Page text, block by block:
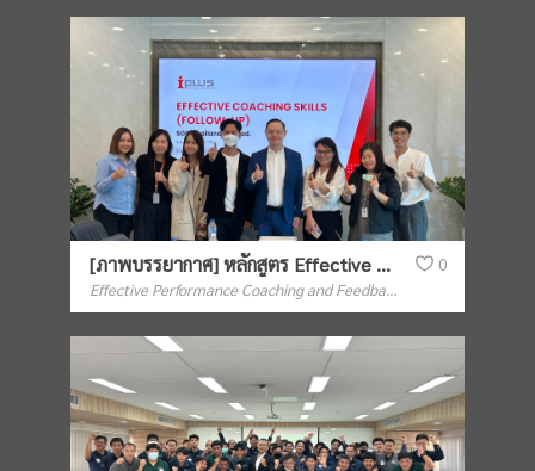
[ภาพบรรยากาศ] หลักสูตร Effective Coaching Skills (Follow-up)
Effective Performance Coaching and Feedback
0